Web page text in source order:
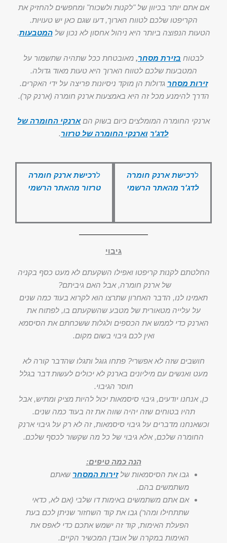
אם אתם יותר בכיוון של "לקנות ולשכוח" ומחפשים להחזיק את
הקריפטו שלכם לטווח הארוך, דעו שגם כאן יש טעויות.
הטעות הנפוצה ביותר היא ניהול אחסון לא נכון שלהמטבעות.
לבטוח בזירת מסחר, מאובטחת ככל שתהיה שתשמור על
המטבעות שלכם לטווח הארוך היא טעות מאוד גדולה.
זירות מסחר גדולות הן מוקד ניסיונות פריצה על ידי האקרים.
הדרך להימנע מכל זה היא באמצעות ארנק חומרה (ארנק קר).
ארנקי החומרה המומלצים כיום בשוק הםארנקי החומרה של
לדג'ר וארנקי החומרה של טרזור.
לרכישת ארנק חומרה
לדג'ר מהאתר הרשמי
לרכישת ארנק חומרה
טרזור מהאתר הרשמי
גיבוי
החלטתם לקנות קריפטו ואפילו השקעתם לא מעט כסף בקניה
של ארנק חומרה, אבל האם גיביתם?
תאמינו לנו, הדבר האחרון שתרצו הוא לקרוא בעוד כמה שנים
על עלייה מטאורית של מטבע שהשקעתם בו, לפתוח את
הארנק כדי לממש את הכספים ולגלות ששכחתם את הסיסמא
ואין לכם גיבוי בשום מקום.
חושבים שזה לא אפשרי? פתחו גוגל ותגלו שהדבר קורה לא
מעט ואנשים עם מיליונים בארנק לא יכולים לעשות דבר בגלל
חוסר הגיבוי.
כן, אנחנו יודעים, גיבוי סיסמאות יכול להיות מציק ומתיש, אבל
תהיו בטוחים שזה יהיה שווה את זה בעוד כמה שנים.
וכשאנחנו מדברים על גיבוי סיסמאות, זה לא רק על גיבוי ארנק
החומרה שלכם, אלא גיבוי של כל מה שקשור לכסף שלכם.
הנה כמה טיפים:
גבו את הסיסמאות שלזירות המסחר שאתם
משתמשים בהם.
אם אתם משתמשים באימות דו שלבי (אם לא, כדאי
שתתחילו ומהר) גבו את קוד השחזור שניתן לכם בעת
הפעלת האימות, קוד זה ישמש אתכם כדי לאפס את
האימות במקרה של אובדן המכשיר הקיים.